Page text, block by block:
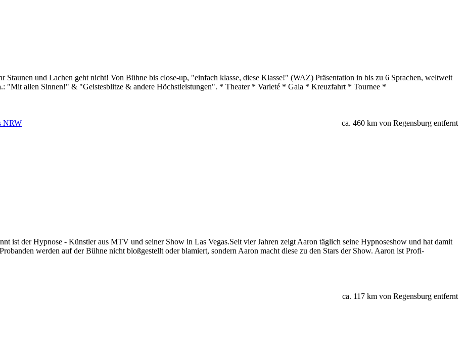
und Lachen geht nicht! Von Bühne bis close-up, "einfach klasse, diese Klasse!" (WAZ) Präsentation in bis zu 6 Sprachen, weltweit
"Mit allen Sinnen!" & "Geistesblitze & andere Höchstleistungen". * Theater * Varieté * Gala * Kreuzfahrt * Tournee *
ca. 460 km von Regensburg entfernt
NRW
ist der Hypnose - Künstler aus MTV und seiner Show in Las Vegas.Seit vier Jahren zeigt Aaron täglich seine Hypnoseshow und hat damit
werden auf der Bühne nicht bloßgestellt oder blamiert, sondern Aaron macht diese zu den Stars der Show. Aaron ist Profi-
ca. 117 km von Regensburg entfernt